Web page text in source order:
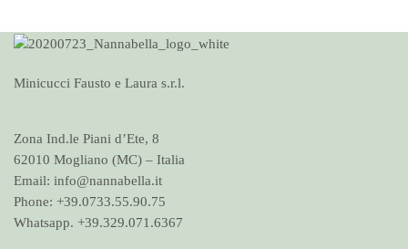
Minicucci Fausto e Laura s.r.l.
Zona Ind.le Piani d’Ete, 8
62010 Mogliano (MC) – Italia
Email: info@nannabella.it
Phone: +39.0733.55.90.75
Whatsapp. +39.329.071.6367